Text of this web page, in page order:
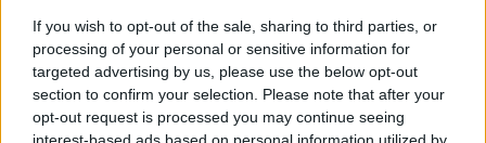
If you wish to opt-out of the sale, sharing to third parties, or
processing of your personal or sensitive information for
targeted advertising by us, please use the below opt-out
section to confirm your selection. Please note that after your
opt-out request is processed you may continue seeing
darów bożych, pokorę religijną, gościnność i
zwykłą ludzką przyjaźń i serdeczność. Norwid
pisał ten wiersz na emigracji. Historia pokazała,
że już nigdy nie miał z niej powrócić, by ujrzeć